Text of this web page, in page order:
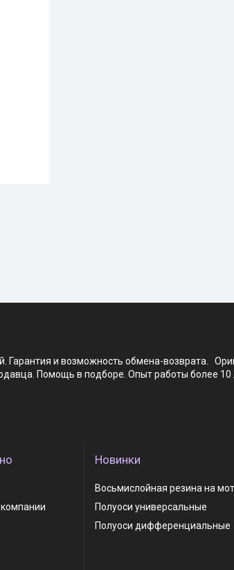
Гарантия и возможность обмена-возврата.
Помощь в подборе. Опыт работы более 10
Новинки
Восьмислойная резина на
Полуоси универсальные
Полуоси дифференциальные